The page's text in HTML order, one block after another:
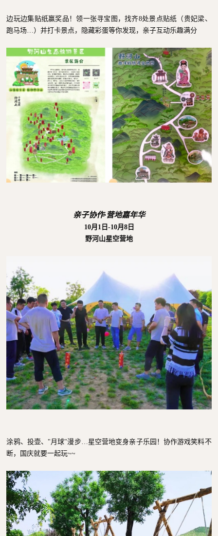
边玩边集贴纸赢奖品！领一张寻宝图，找齐8处景点贴纸（贵妃梁、
跑马场…）并打卡景点，隐藏彩蛋等你发现，亲子互动乐趣满分
亲子协作·营地嘉年华
10月1日-10月8日
野河山星空营地
涂鸦、投壶、"月球"漫步…星空营地变身亲子乐园！协作游戏笑料不
断，国庆就要一起玩~~